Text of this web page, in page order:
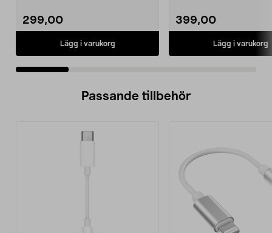
299,00
Lägg i varukorg
399,00
Lägg i varukorg
Passande tillbehör